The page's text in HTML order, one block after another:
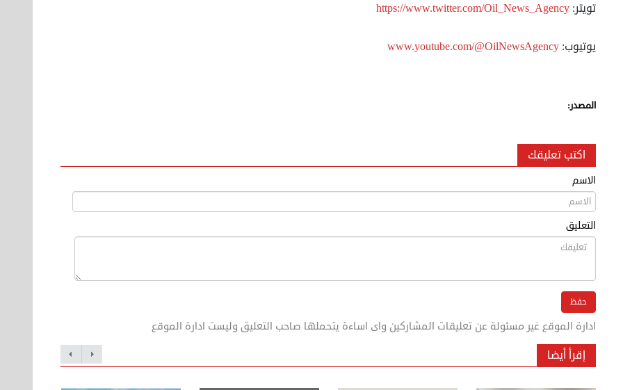
تويتر: https://www.twitter.com/Oil_News_Agency
يوتيوب: www.youtube.com/@OilNewsAgency
المصدر:
اكتب تعليقك
الاسم
التعليق
ادارة الموقع غير مسئولة عن تعليقات المشاركين واى اساءة يتحملها صاحب التعليق وليست ادارة الموقع
إقرأ أيضا